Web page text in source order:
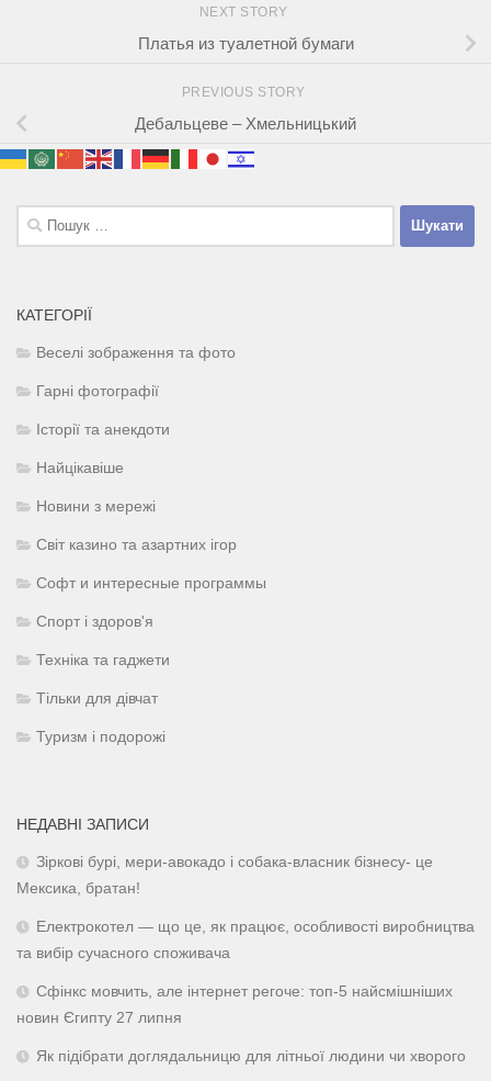
NEXT STORY
Платья из туалетной бумаги
PREVIOUS STORY
Дебальцеве – Хмельницький
Пошук:
КАТЕГОРІЇ
Веселі зображення та фото
Гарні фотографії
Історії та анекдоти
Найцікавіше
Новини з мережі
Світ казино та азартних ігор
Софт и интересные программы
Спорт і здоров'я
Техніка та гаджети
Тільки для дівчат
Туризм і подорожі
НЕДАВНІ ЗАПИСИ
Зіркові бурі, мери-авокадо і собака-власник бізнесу- це
Мексика, братан!
Електрокотел — що це, як працює, особливості виробництва
та вибір сучасного споживача
Сфінкс мовчить, але інтернет регоче: топ-5 найсмішніших
новин Єгипту 27 липня
Як підібрати доглядальницю для літньої людини чи хворого